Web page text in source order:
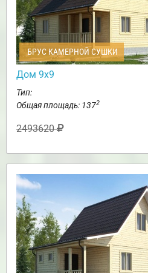
БРУС КАМЕРНОЙ СУШКИ
Дом 9х9
Тип:
Общая площадь: 1372
2493620